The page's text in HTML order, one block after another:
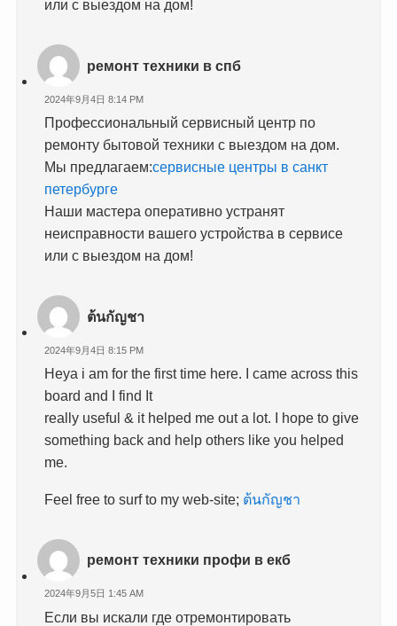
или с выездом на дом!
ремонт техники в спб
2024年9月4日 8:14 PM
Профессиональный сервисный центр по
ремонту бытовой техники с выездом на дом.
Мы предлагаем:сервисные центры в санкт
петербурге
Наши мастера оперативно устранят
неисправности вашего устройства в сервисе
или с выездом на дом!
ต้นกัญชา
2024年9月4日 8:15 PM
Heya i am for the first time here. I came across this
board and I find It
really useful & it helped me out a lot. I hope to give
something back and help others like you helped
me.
Feel free to surf to my web-site; ต้นกัญชา
ремонт техники профи в екб
2024年9月5日 1:45 AM
Если вы искали где отремонтировать